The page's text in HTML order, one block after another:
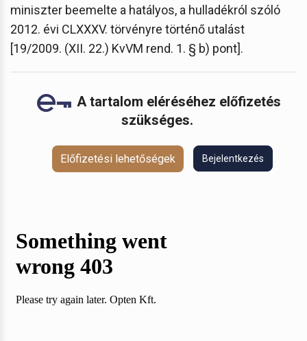
miniszter beemelte a hatályos, a hulladékról szóló
2012. évi CLXXXV. törvényre történő utalást
[19/2009. (XII. 22.) KvVM rend. 1. § b) pont].
A tartalom eléréséhez előfizetés
szükséges.
Előfizetési lehetőségek Bejelentkezés